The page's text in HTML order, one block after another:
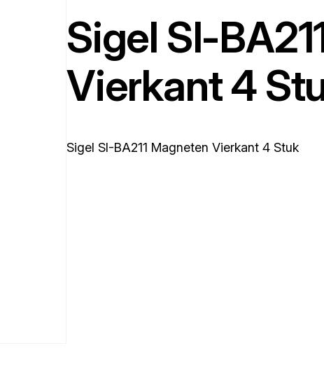
Sigel SI-
Vierkant 4
Sigel SI-BA211 Magneten Vierkant 4 Stuk